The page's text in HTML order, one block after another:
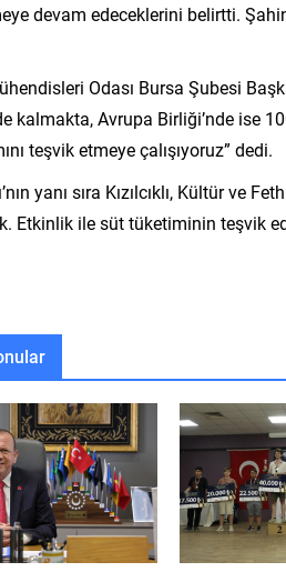
devam edeceklerini belirtti.
Odası Bursa Şubesi
kalmakta, Avrupa Birliği’nde ise
teşvik etmeye çalışıyoruz” dedi.
yanı sıra Kızılcıklı, Kültür
Etkinlik ile süt tüketiminin teşvik